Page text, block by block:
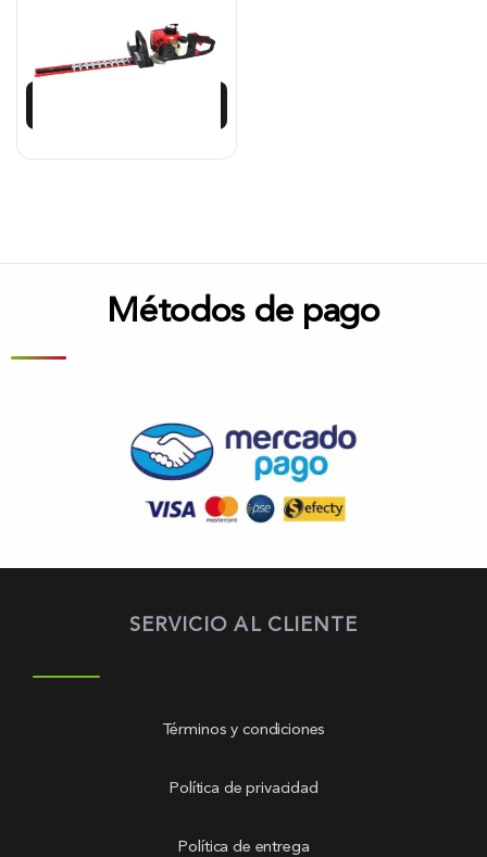
832.321
Métodos de pago
SERVICIO AL CLIENTE
Términos y condiciones
Política de privacidad
Política de entrega